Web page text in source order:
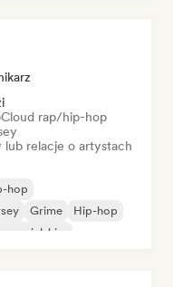
Cloud rap/hip-hop
lub relacje o artystach
hop
Grime
Hip-hop
angielskim